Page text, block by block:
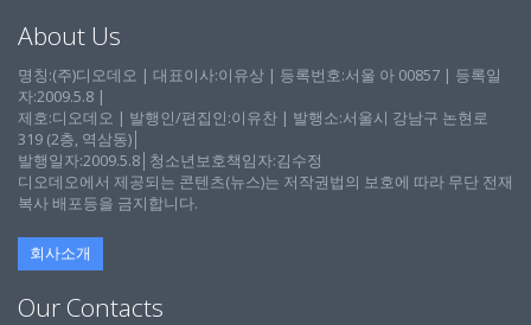
About Us
명칭:(주)디오데오 | 대표이사:이유상 | 등록번호:서울 아 00857 | 등록일
자:2009.5.8 |
제호:디오데오 | 발행인/편집인:이유찬 | 발행소:서울시 강남구 논현로
319 (2층, 역삼동)│
발행일자:2009.5.8│청소년보호책임자:김수정
디오데오에서 제공되는 콘텐츠(뉴스)는 저작권법의 보호에 따라 무단 전재
복사 배포등을 금지합니다.
회사소개
Our Contacts